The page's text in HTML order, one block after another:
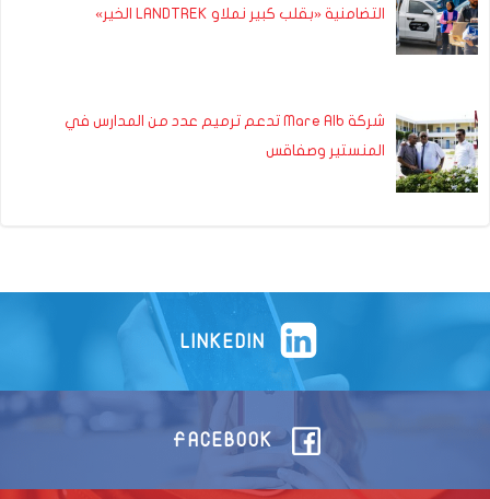
التضامنية «بقلب كبير نملاو LANDTREK الخير»
شركة Mare Alb تدعم ترميم عدد من المدارس في
المنستير وصفاقس
LINKEDIN
FACEBOOK